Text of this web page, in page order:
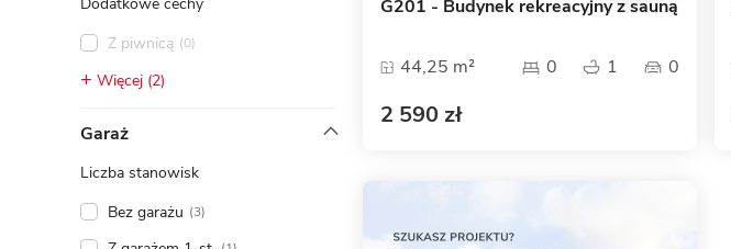
Z piwnicą (0)
Więcej (2)
Garaż
Liczba stanowisk
Bez garażu (3)
G201 - Budynek rekreacyjny z sauną
44,25 m² 0 1 0
2 590 zł